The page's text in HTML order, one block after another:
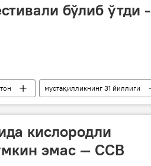
бўлиб ўтди -
мустақилликнинг 31 йиллиги
кислородли
эмас — ССВ